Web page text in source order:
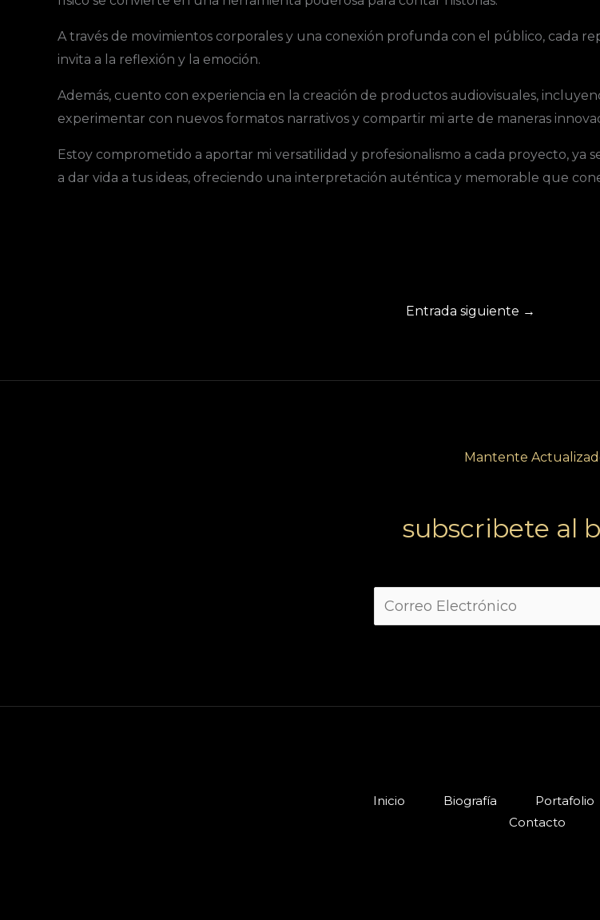
A través de movimientos corporales y una conexión profunda con el público, cada
invita a la reflexión y la emoción.
Además, cuento con experiencia en la creación de productos audiovisuales,
experimentar con nuevos formatos narrativos y compartir mi arte de maneras
Estoy comprometido a aportar mi versatilidad y profesionalismo a cada proyecto, ya
a dar vida a tus ideas, ofreciendo una interpretación auténtica y memorable que
Entrada siguiente →
Mantente
subscribete al
Inicio Biografía Portafolio
Contacto